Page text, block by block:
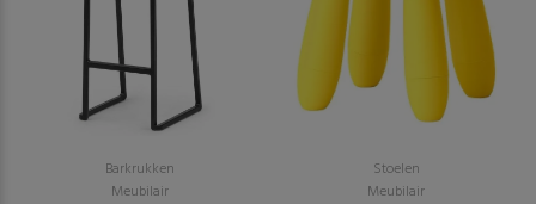
Barkrukken
Meubilair
Stoelen
Meubilair